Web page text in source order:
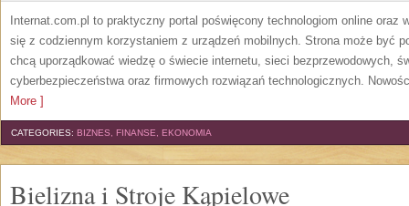
Internat.com.pl to praktyczny portal poświęcony technologiom online oraz
się z codziennym korzystaniem z urządzeń mobilnych. Strona może być
chcą uporządkować wiedzę o świecie internetu, sieci bezprzewodowych,
cyberbezpieczeństwa oraz firmowych rozwiązań technologicznych.
More ]
CATEGORIES: BIZNES, FINANSE, EKONOMIA
Bielizna i Stroje Kąpielowe